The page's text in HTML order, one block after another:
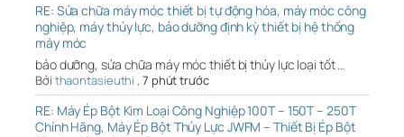
RE: Sửa chữa máy móc thiết bị tự động hóa, máy móc công
nghiệp, máy thủy lực, bảo dưỡng định kỳ thiết bị hệ thống
máy móc
bảo dưỡng, sửa chữa máy móc thiết bị thủy lực loại tốt …
Bởi thaontasieuthi , 7 phút trước
RE: Máy Ép Bột Kim Loại Công Nghiệp 100T – 150T – 250T
Chính Hãng, Máy Ép Bột Thủy Lực JWFM – Thiết Bị Ép Bột